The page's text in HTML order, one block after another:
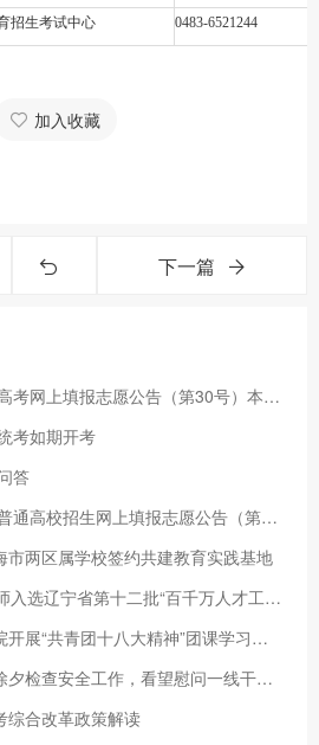
招生考试中心 0483-6521244
加入收藏
下一篇
2024年内蒙古自治区高考网上填报志愿公告（第30号）本科二批
考如期开考
答
内蒙古自治区2026年普通高校招生网上填报志愿公告（第9号）——本科提前批B段艺术体育类剩余计划第三次征集志愿
市两区属学校签约共建教育实践基地
沈阳农业大学21名教师入选辽宁省第十二批“百千万人才工程”
呼伦贝尔学院美术学院开展“共青团十八大精神”团课学习活动
忻州师范学院院领导除夕检查安全工作，看望慰问一线干部职工
综合改革政策解读